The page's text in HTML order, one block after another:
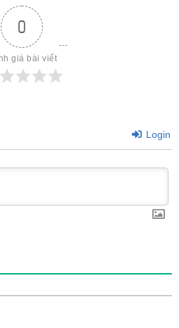
0
giá bài viết
Login